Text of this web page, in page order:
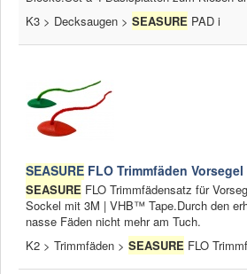
K3 > Decksaugen > SEASURE PAD i
SEASURE FLO Trimmfäden Vorsegel
SEASURE FLO Trimmfädensatz für
Sockel mit 3M | VHB™ Tape.Durch den
nasse Fäden nicht mehr am Tuch.
K2 > Trimmfäden > SEASURE FLO